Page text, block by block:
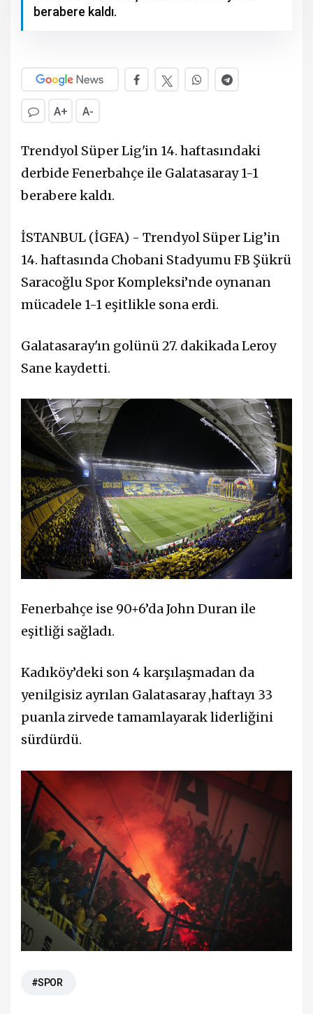
berabere kaldı.
A+ A-
Trendyol Süper Lig'in 14. haftasındaki
derbide Fenerbahçe ile Galatasaray 1-1
berabere kaldı.
İSTANBUL (İGFA) - Trendyol Süper Lig’in
14. haftasında Chobani Stadyumu FB Şükrü
Saracoğlu Spor Kompleksi’nde oynanan
mücadele 1-1 eşitlikle sona erdi.
Galatasaray'ın golünü 27. dakikada Leroy
Sane kaydetti.
Fenerbahçe ise 90+6’da John Duran ile
eşitliği sağladı.
Kadıköy’deki son 4 karşılaşmadan da
yenilgisiz ayrılan Galatasaray ,haftayı 33
puanla zirvede tamamlayarak liderliğini
sürdürdü.
#SPOR